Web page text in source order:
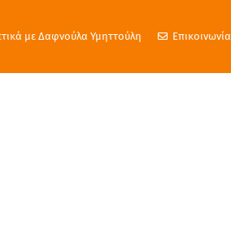
με Δαφνούλα Υμηττούλη Επικοινωνία